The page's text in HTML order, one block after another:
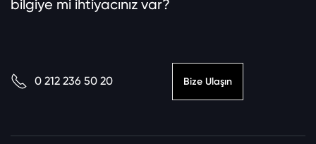
bilgiye mi ihtiyacınız var?
0 212 236 50 20 Bize Ulaşın